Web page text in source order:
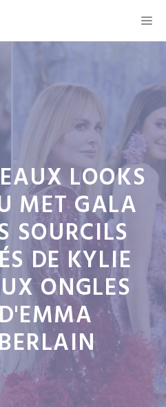
LOOKS
MET GALA
SOURCILS
DE KYLIE
ONGLES